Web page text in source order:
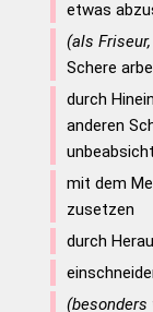
etwas
(als
Schere
durch
anderen
mit dem
zusetzen
durch
(besonders